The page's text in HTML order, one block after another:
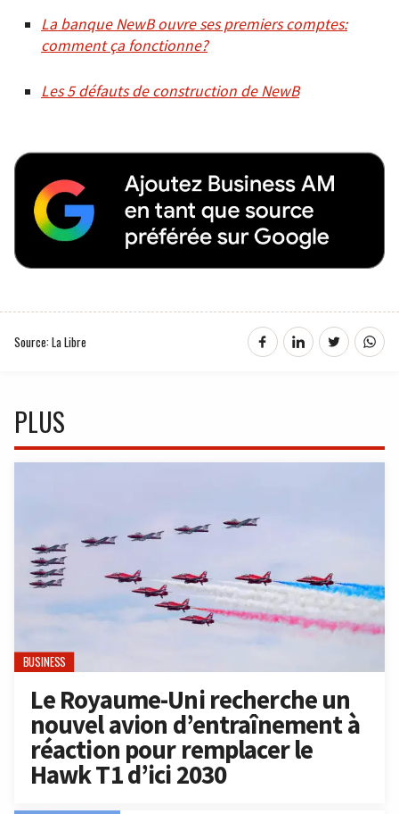
La banque NewB ouvre ses premiers comptes:
comment ça fonctionne?
Les 5 défauts de construction de NewB
Source: La Libre
PLUS
BUSINESS
Le Royaume-Uni recherche un
nouvel avion d’entraînement à
réaction pour remplacer le
Hawk T1 d’ici 2030